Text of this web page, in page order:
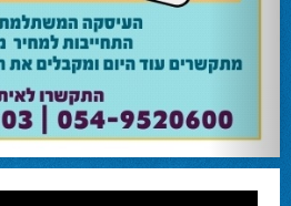
המשבר בליכוד העולמי
האם ההסכם של מיקי זוהר מחזק את הימין או השמאל?
או הדחה? ומה יחליט בעתיד המרכז? עוד שנה בחירות
המלא - עמ' 4.